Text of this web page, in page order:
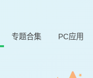
专题合集 PC应用